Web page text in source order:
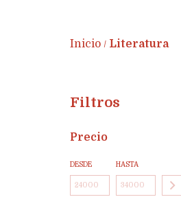
Inicio / Literatura
Filtros
Precio
DESDE HASTA